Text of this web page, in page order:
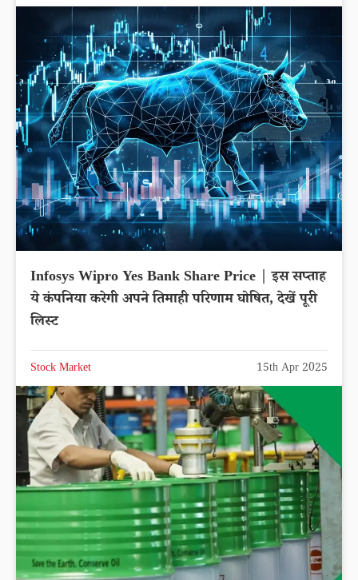
Infosys Wipro Yes Bank Share Price | इस सप्ताह
ये कंपनिया करेगी अपने तिमाही परिणाम घोषित, देखें पूरी
लिस्ट
Stock Market 15th Apr 2025